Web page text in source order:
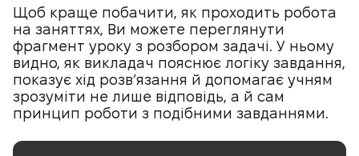
Щоб краще побачити, як проходить робота
на заняттях, Ви можете переглянути
фрагмент уроку з розбором задачі. У ньому
видно, як викладач пояснює логіку завдання,
показує хід розв’язання й допомагає учням
зрозуміти не лише відповідь, а й сам
принцип роботи з подібними завданнями.